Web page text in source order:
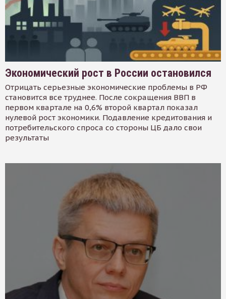
Экономический рост в России остановился
Отрицать серьезные экономические проблемы в РФ
становится все труднее. После сокращения ВВП в
первом квартале на 0,6% второй квартал показал
нулевой рост экономики. Подавление кредитования и
потребительского спроса со стороны ЦБ дало свои
результаты